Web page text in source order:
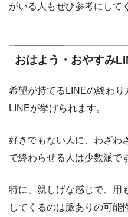
がいる人もぜひ参考にして
おはよう・おやすみ
希望が持てるLINEの終わ
LINEが挙げられます。
好きでもない人に、わざわ
で終わらせる人は少数派で
特に、親しげな感じで、用
してくるのは脈ありの可能